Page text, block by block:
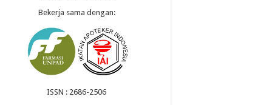
Bekerja sama dengan:
ISSN : 2686-2506